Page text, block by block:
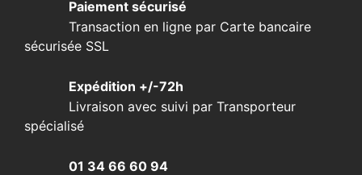
Paiement sécurisé
Transaction en ligne par Carte bancaire
sécurisée SSL
Expédition +/-72h
Livraison avec suivi par Transporteur
spécialisé
01 34 66 60 94